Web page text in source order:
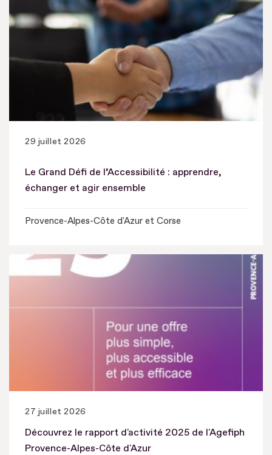
29 juillet 2026
Le Grand Défi de l’Accessibilité : apprendre,
échanger et agir ensemble
Provence-Alpes-Côte d'Azur et Corse
27 juillet 2026
Découvrez le rapport d'activité 2025 de l'Agefiph
Provence-Alpes-Côte d'Azur